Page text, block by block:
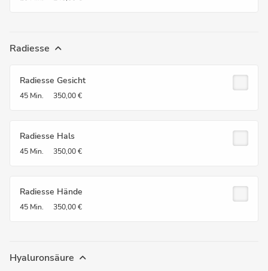
Radiesse
Radiesse Gesicht
45 Min. 350,00 €
Radiesse Hals
45 Min. 350,00 €
Radiesse Hände
45 Min. 350,00 €
Hyaluronsäure